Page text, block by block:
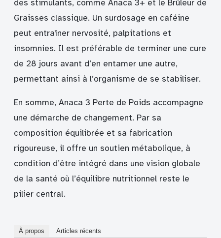
des stimulants, comme Anaca 3+ et le Brûleur de
Graisses classique. Un surdosage en caféine
peut entraîner nervosité, palpitations et
insomnies. Il est préférable de terminer une cure
de 28 jours avant d’en entamer une autre,
permettant ainsi à l’organisme de se stabiliser.
En somme, Anaca 3 Perte de Poids accompagne
une démarche de changement. Par sa
composition équilibrée et sa fabrication
rigoureuse, il offre un soutien métabolique, à
condition d’être intégré dans une vision globale
de la santé où l’équilibre nutritionnel reste le
pilier central.
À propos Articles récents